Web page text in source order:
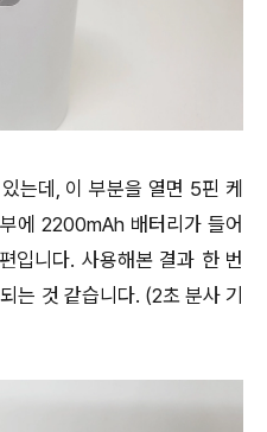
는데, 이 부분을 열면 5핀 케
에 2200mAh 배터리가 들어
입니다. 사용해본 결과 한 번
는 것 같습니다. (2초 분사 기